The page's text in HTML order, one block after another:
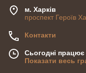
м. Харків
проспект Героїв
Контакти
Сьогодні
Показати весь